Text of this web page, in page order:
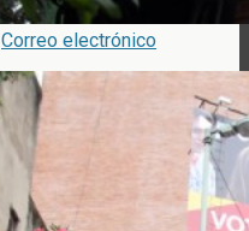
Correo electrónico